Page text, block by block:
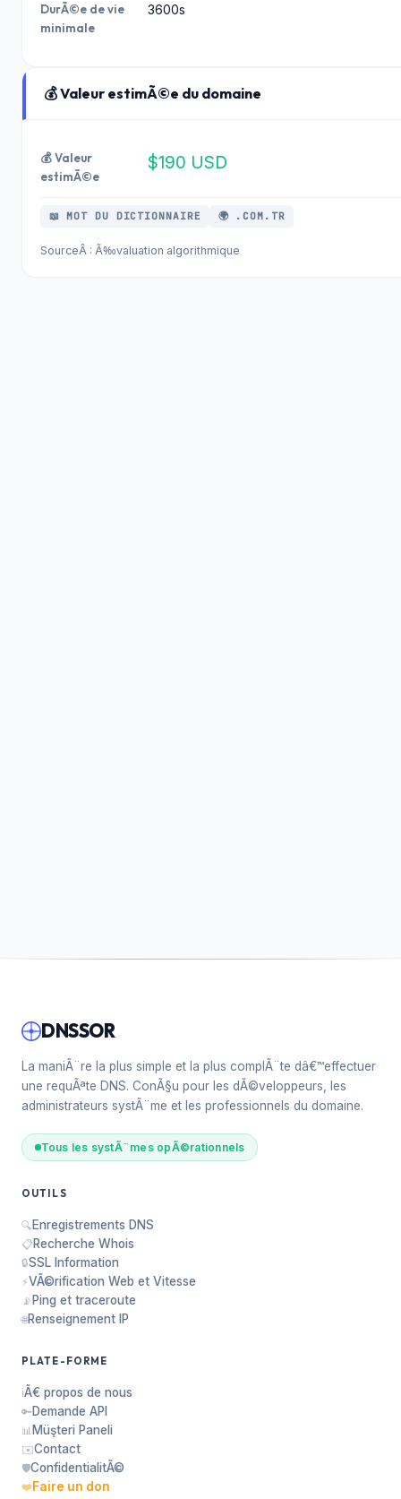
DurÃ©e de vie
minimale
3600s
💰 Valeur estimÃ©e du domaine
💰 Valeur
estimÃ©e
$190 USD
📖 MOT DU DICTIONNAIRE 🌍 .COM.TR
SourceÂ : Ã‰valuation algorithmique
DNSSOR
La maniÃ¨re la plus simple et la plus complÃ¨te dâ€™effectuer
une requÃªte DNS. ConÃ§u pour les dÃ©veloppeurs, les
administrateurs systÃ¨me et les professionnels du domaine.
Tous les systÃ¨mes opÃ©rationnels
OUTILS
🔍Enregistrements DNS
📋Recherche Whois
🔒SSL Information
⚡VÃ©rification Web et Vitesse
📡Ping et traceroute
🌐Renseignement IP
PLATE-FORME
ℹ️Ã€ propos de nous
🔑Demande API
📊 Müşteri Paneli
✉️Contact
🛡️ConfidentialitÃ©
❤️Faire un don